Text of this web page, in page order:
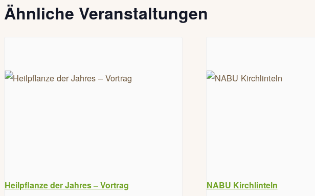
Ähnliche Veranstaltungen
Heilpflanze der Jahres – Vortrag NABU Kirchlinteln